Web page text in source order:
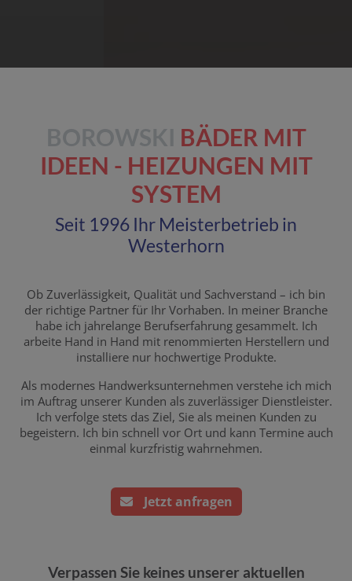
BOROWSKI BÄDER MIT
IDEEN - HEIZUNGEN MIT
SYSTEM
Seit 1996 Ihr Meisterbetrieb in
Westerhorn
Ob Zuverlässigkeit, Qualität und Sachverstand – ich bin
der richtige Partner für Ihr Vorhaben. In meiner Branche
habe ich jahrelange Berufserfahrung gesammelt. Ich
arbeite Hand in Hand mit renommierten Herstellern und
installiere nur hochwertige Produkte.
Als modernes Handwerksunternehmen verstehe ich mich
im Auftrag unserer Kunden als zuverlässiger Dienstleister.
Ich verfolge stets das Ziel, Sie als meinen Kunden zu
begeistern. Ich bin schnell vor Ort und kann Termine auch
einmal kurzfristig wahrnehmen.
Jetzt anfragen
Verpassen Sie keines unserer aktuellen